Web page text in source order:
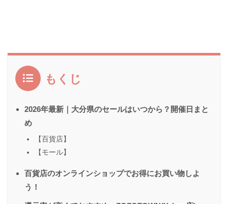
もくじ
2026年最新｜大分県のセールはいつから？開催日まと
め
【百貨店】
【モール】
百貨店のオンラインショップでお得にお買い物しよ
う！